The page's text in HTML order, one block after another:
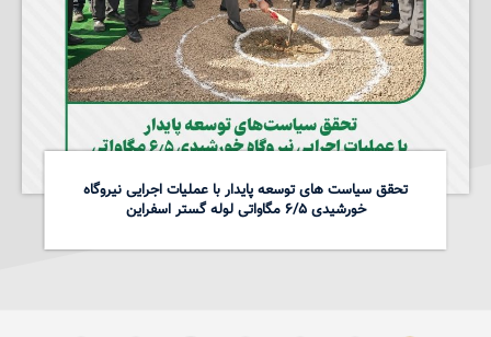
تحقق سیاست های توسعه پایدار با عملیات اجرایی نیروگاه
خورشیدی ۶/۵ مگاواتی لوله گستر اسفراین